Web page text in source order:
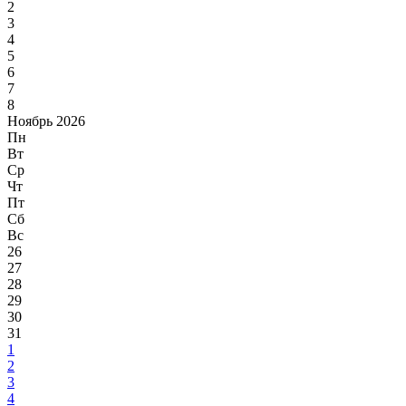
2
3
4
5
6
7
8
Ноябрь 2026
Пн
Вт
Ср
Чт
Пт
Сб
Вс
26
27
28
29
30
31
1
2
3
4